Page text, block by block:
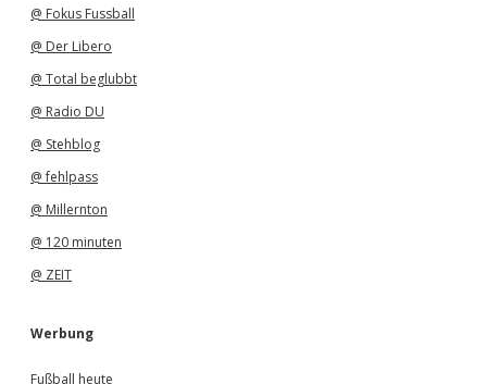
@ Fokus Fussball
@ Der Libero
@ Total beglubbt
@ Radio DU
@ Stehblog
@ fehlpass
@ Millernton
@ 120 minuten
@ ZEIT
Werbung
Fußball heute